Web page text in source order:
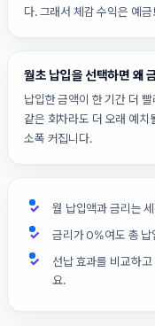
다. 그래서 체감 수익은 예
월초 납입을 선택하면 왜
납입한 금액이 한 기간 더
같은 회차라도 더 오래 예치
소폭 커집니다.
월 납입액과 금리는
금리가 0%여도 총 납
선납 효과를 비교하
요.